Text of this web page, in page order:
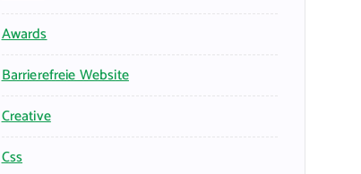
Awards
Barrierefreie Website
Creative
Css